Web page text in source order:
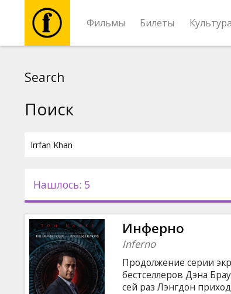
Фильмы Билеты Культура
Новости
Подарки
Кинозакуски
Search
Поиск
Нашлось: 5
Инферно
Inferno
Продолжение серии
бестселлеров Дэна
сей раз Лэнгдон